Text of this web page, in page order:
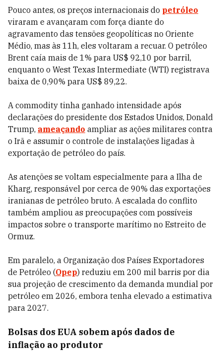
Pouco antes, os preços internacionais do petróleo
viraram e avançaram com força diante do
agravamento das tensões geopolíticas no Oriente
Médio, mas às 11h, eles voltaram a recuar. O petróleo
Brent caía mais de 1% para US$ 92,10 por barril,
enquanto o West Texas Intermediate (WTI) registrava
baixa de 0,90% para US$ 89,22.
A commodity tinha ganhado intensidade após
declarações do presidente dos Estados Unidos, Donald
Trump, ameaçando ampliar as ações militares contra
o Irã e assumir o controle de instalações ligadas à
exportação de petróleo do país.
As atenções se voltam especialmente para a Ilha de
Kharg, responsável por cerca de 90% das exportações
iranianas de petróleo bruto. A escalada do conflito
também ampliou as preocupações com possíveis
impactos sobre o transporte marítimo no Estreito de
Ormuz.
Em paralelo, a Organização dos Países Exportadores
de Petróleo (Opep) reduziu em 200 mil barris por dia
sua projeção de crescimento da demanda mundial por
petróleo em 2026, embora tenha elevado a estimativa
para 2027.
Bolsas dos EUA sobem após dados de
inflação ao produtor